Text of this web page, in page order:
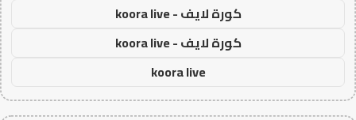
كورة لايف - koora live
كورة لايف - koora live
koora live